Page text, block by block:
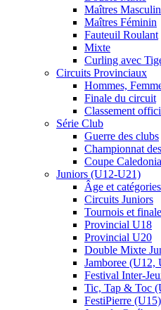
Maîtres Masculin
Maîtres Féminin
Fauteuil Roulant
Mixte
Curling avec
Circuits Provinciaux
Hommes,
Finale du circuit
Classement
Série Club
Guerre des clubs
Championnat
Coupe Caledonia
Juniors (U12-U21)
Âge et catégories
Circuits Juniors
Tournois et
Provincial U18
Provincial U20
Double Mixte
Jamboree
Festival Inter-
Tic, Tap & Toc
FestiPierre (U15)